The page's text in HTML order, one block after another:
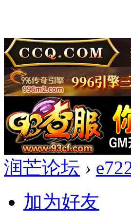
润芒论坛 ›
加为好友